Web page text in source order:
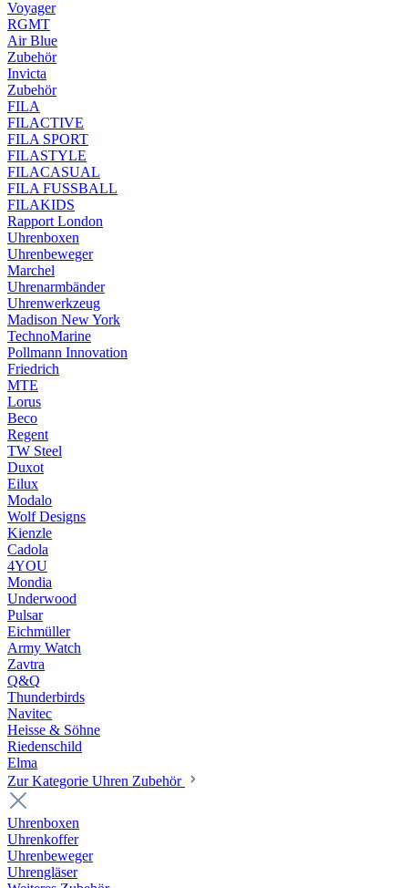
Voyager
RGMT
Air Blue
Zubehör
Invicta
Zubehör
FILA
FILACTIVE
FILA SPORT
FILASTYLE
FILACASUAL
FILA FUSSBALL
FILAKIDS
Rapport London
Uhrenboxen
Uhrenbeweger
Marchel
Uhrenarmbänder
Uhrenwerkzeug
Madison New York
TechnoMarine
Pollmann Innovation
Friedrich
MTE
Lorus
Beco
Regent
TW Steel
Duxot
Eilux
Modalo
Wolf Designs
Kienzle
Cadola
4YOU
Mondia
Underwood
Pulsar
Eichmüller
Army Watch
Zavtra
Q&Q
Thunderbirds
Navitec
Heisse & Söhne
Riedenschild
Elma
Zur Kategorie Uhren Zubehör
Uhrenboxen
Uhrenkoffer
Uhrenbeweger
Uhrengläser